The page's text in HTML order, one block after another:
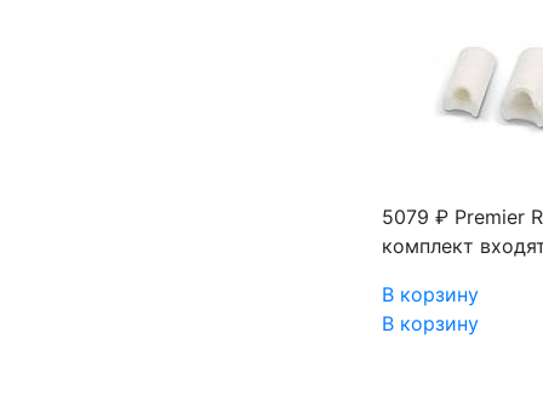
5079 ₽ Premier
комплект
В корзину
В корзину